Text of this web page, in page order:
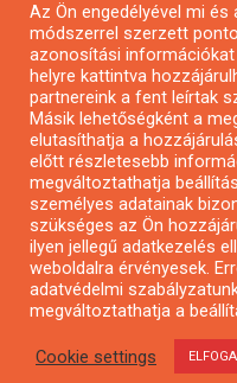
Pályázatok
Pályázatok civil
Pályázatok
Önkormányzati
Mezőgazdasági
Falusi turizmus
Napelem pályázatok
GINOP pályázatok
Az Ön engedélyével mi
módszerrel szerzett
azonosítási
helyre kattintva
partnereink a fent leírtak
Másik lehetőségként a
elutasíthatja a
előtt részletesebb
megváltoztathatja
személyes adatainak
szükséges az Ön
ilyen jellegű adatkezelés
weboldalra érvényesek.
adatvédelmi
megváltoztathatja a
Cookie settings